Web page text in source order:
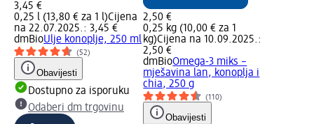
3,45 €
0,25 l (13,80 € za 1 l)Cijena
na 22.07.2025.: 3,45 €
dmBioUlje konoplje, 250 ml
(52)
Obavijesti
Dostupno za isporuku
Odaberi dm trgovinu
2,50 €
0,25 kg (10,00 € za 1
kg)Cijena na 10.09.2025.:
2,50 €
dmBioOmega-3 miks –
mješavina lan, konoplja i
chia, 250 g
(110)
Obavijesti